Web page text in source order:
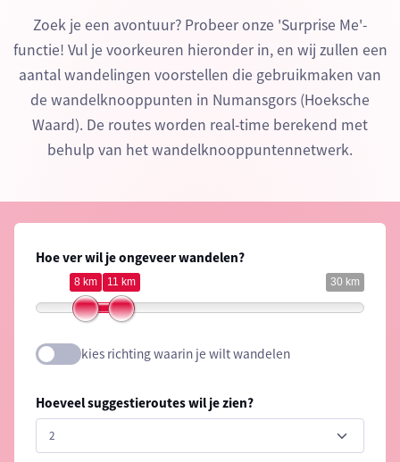
Zoek je een avontuur? Probeer onze 'Surprise Me'-
functie! Vul je voorkeuren hieronder in, en wij zullen een
aantal wandelingen voorstellen die gebruikmaken van
de wandelknooppunten in Numansgors (Hoeksche
Waard). De routes worden real-time berekend met
behulp van het wandelknooppuntennetwerk.
Hoe ver wil je ongeveer wandelen?
30 km
8 km 11 km
kies richting waarin je wilt wandelen
Hoeveel suggestieroutes wil je zien?